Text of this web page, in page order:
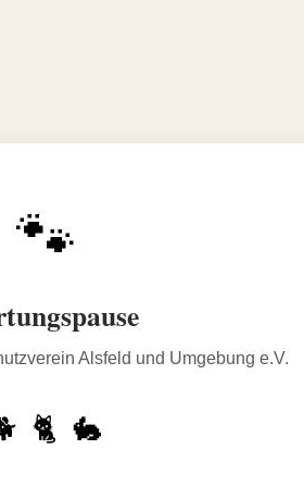
🐾
Alsfeld und Umgebung e.V.
🐈 🐇